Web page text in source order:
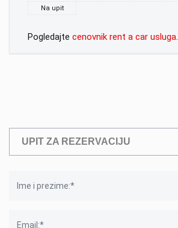
Na upit
Pogledajte cenovnik rent a car usluga.
UPIT ZA REZERVACIJU